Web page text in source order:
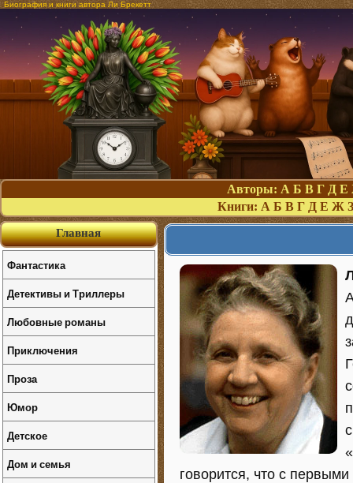
Биография и книги автора Ли Брекетт
Авторы: А Б В Г Д Е
Книги: А Б В Г Д Е Ж З
говорится, что с
Главная
Фантастика
Детективы и Триллеры
Любовные романы
Приключения
Проза
Юмор
Детское
Дом и семья